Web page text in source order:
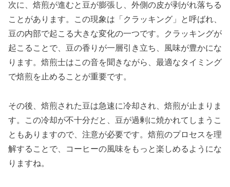
次に、焙煎が進むと豆が膨張し、外側の皮が剥がれ落ちる
ことがあります。この現象は「クラッキング」と呼ばれ、
豆の内部で起こる大きな変化の一つです。クラッキングが
起こることで、豆の香りが一層引き立ち、風味が豊かにな
ります。焙煎士はこの音を聞きながら、最適なタイミング
で焙煎を止めることが重要です。
その後、焙煎された豆は急速に冷却され、焙煎が止まりま
す。この冷却が不十分だと、豆が過剰に焼かれてしまうこ
ともありますので、注意が必要です。焙煎のプロセスを理
解することで、コーヒーの風味をもっと楽しめるようにな
りますね。